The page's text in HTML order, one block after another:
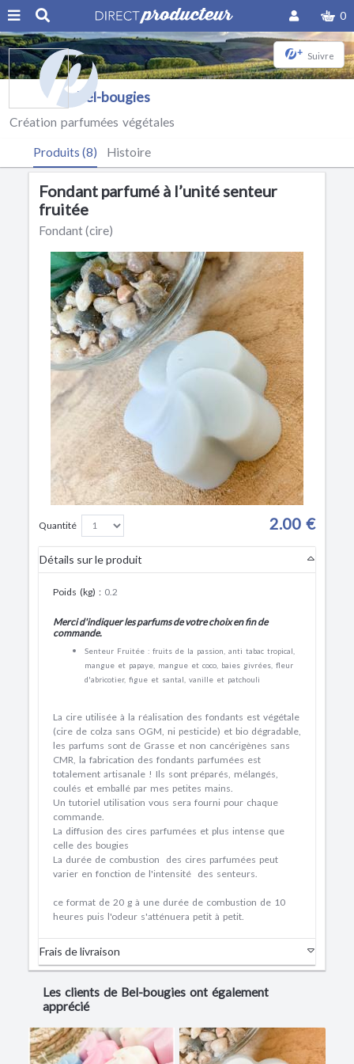
0
+ Suivre
Bel-bougies
Création parfumées végétales
Produits (8) Histoire
Fondant parfumé à l’unité senteur
fruitée
Fondant (cire)
Quantité 2.00 €
Détails sur le produit
Poids (kg) : 0.2
Merci d'indiquer les parfums de votre choix en fin de
commande.
Senteur Fruitée : fruits de la passion, anti tabac tropical,
mangue et papaye, mangue et coco, baies givrées, fleur
d'abricotier, figue et santal, vanille et patchouli
La cire utilisée à la réalisation des fondants est végétale
(cire de colza sans OGM, ni pesticide) et bio dégradable,
les parfums sont de Grasse et non cancérigènes sans
CMR, la fabrication des fondants parfumées est
totalement artisanale ! Ils sont préparés, mélangés,
coulés et emballé par mes petites mains.
Un tutoriel utilisation vous sera fourni pour chaque
commande.
La diffusion des cires parfumées et plus intense que
celle des bougies
La durée de combustion des cires parfumées peut
varier en fonction de l'intensité des senteurs.
ce format de 20 g à une durée de combustion de 10
heures puis l'odeur s'atténuera petit à petit.
Frais de livraison
Les clients de Bel-bougies ont également
apprécié